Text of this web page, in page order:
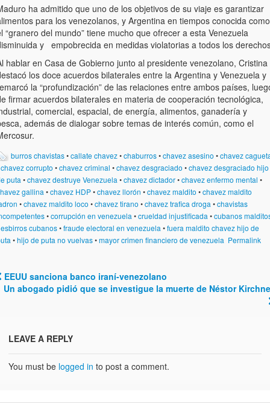
ha admitido que uno de los objetivos de su viaje es garantizar
para los venezolanos, y Argentina en tiempos conocida como
“granero del mundo” tiene mucho que ofrecer a esta Venezuela
y empobrecida en medidas violatorias a todos los
hablar en Casa de Gobierno junto al presidente venezolano, Cristina
los doce acuerdos bilaterales entre la Argentina y Venezuela y
la “profundización” de las relaciones entre ambos países,
firmar acuerdos bilaterales en materia de cooperación tecnológica,
comercial, espacial, de energía, alimentos, ganadería y
además de dialogar sobre temas de interés común, como el
burros chavistas•callate chavez•chaburros•chavez asesino •chavez
chavez corrupto •chavez criminal •chavez desgraciado •chavez desgraciado hijo
puta •chavez destruye Venezuela •chavez dictador•chavez enfermo mental •
gallina •chavez HDP•chavez llorón •chavez maldito •chavez maldito
•chavez maldito loco •chavez tirano •chavez trafica droga •chavistas
•corrupción en venezuela •crueldad injustificada •cubanos
esbirros cubanos•fraude electoral en venezuela •fuera maldito chavez hijo de
•hijo de puta no vuelvas•mayor crimen financiero de venezuela Permalink
Post navigation
EEUU sanciona banco iraní-venezolano
Un abogado pidió que se investigue la muerte de Néstor
LEAVE A REPLY
You must be logged in to post a comment.